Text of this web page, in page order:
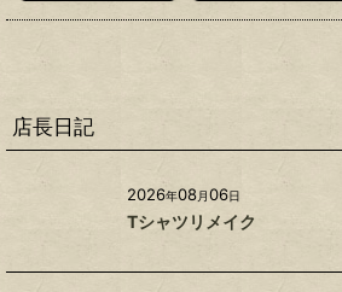
店長日記
2026年08月06日
Tシャツリメイク